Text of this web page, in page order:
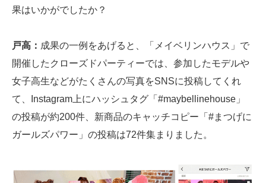
果はいかがでしたか？
戸高： 成果の一例をあげると、「メイベリンハウス」で
開催したクローズドパーティーでは、参加したモデルや
女子高生などがたくさんの写真をSNSに投稿してくれ
て、Instagram上にハッシュタグ「#maybellinehouse」
の投稿が約200件、新商品のキャッチコピー「#まつげに
ガールズパワー」の投稿は72件集まりました。